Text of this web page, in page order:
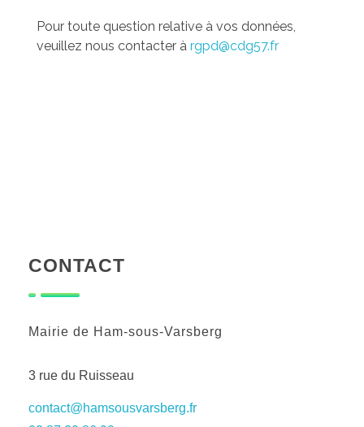
Pour toute question relative à vos données,
veuillez nous contacter à rgpd@cdg57.fr
CONTACT
Mairie de Ham-sous-Varsberg
3 rue du Ruisseau
contact@hamsousvarsberg.fr